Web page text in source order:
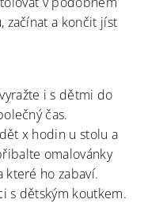
začínat a končit jíst
i s dětmi do
čas.
x hodin u stolu a
omalovánky
které ho zabaví.
s dětským koutkem.